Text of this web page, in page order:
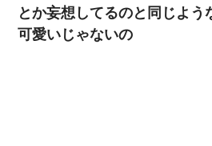
とか妄想してるのと同じよう
可愛いじゃないの